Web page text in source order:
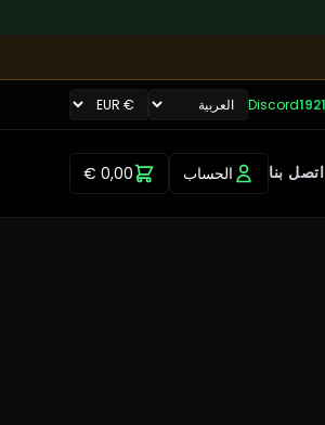
Discord
اتصل بنا الحساب 0,00 €